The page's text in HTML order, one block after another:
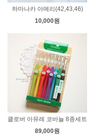
하마나카 아메리(42,43,46)
10,000원
클로버 아뮤레 코바늘 8종세트
89,000원